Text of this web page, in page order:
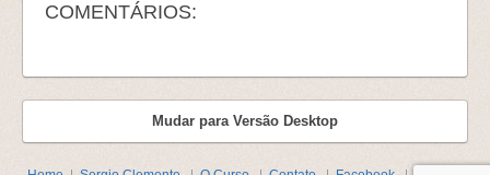
COMENTÁRIOS:
Mudar para Versão Desktop